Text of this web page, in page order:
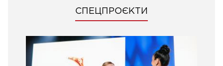
СПЕЦПРОЄКТИ